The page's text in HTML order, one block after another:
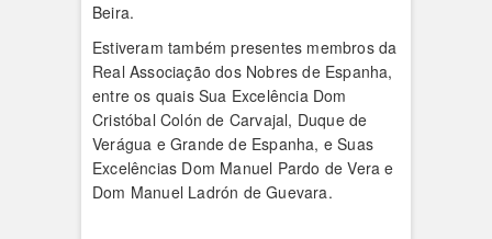
Beira.
Estiveram também presentes membros da
Real Associação dos Nobres de Espanha,
entre os quais Sua Excelência Dom
Cristóbal Colón de Carvajal, Duque de
Verágua e Grande de Espanha, e Suas
Excelências Dom Manuel Pardo de Vera e
Dom Manuel Ladrón de Guevara.